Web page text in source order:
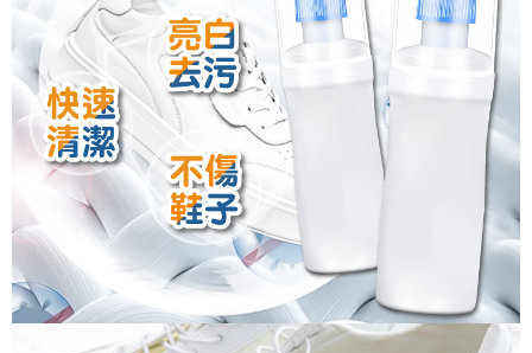
恩沛科技股份有限公司將有權停止該用戶之使用額度並採取法律行動。